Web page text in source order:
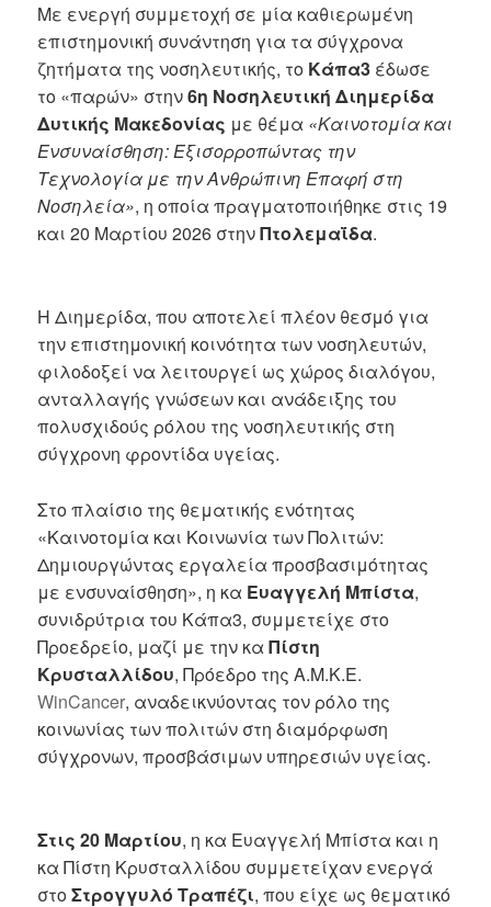
Με ενεργή συμμετοχή σε μία καθιερωμένη
επιστημονική συνάντηση για τα σύγχρονα
ζητήματα της νοσηλευτικής, το Κάπα3 έδωσε
το «παρών» στην6η Νοσηλευτική Διημερίδα
Δυτικής Μακεδονίας με θέμα «Καινοτομία και
Ενσυναίσθηση: Εξισορροπώντας την
Τεχνολογία με την Ανθρώπινη Επαφή στη
Νοσηλεία», η οποία πραγματοποιήθηκε στις 19
και 20 Μαρτίου 2026 στηνΠτολεμαΐδα.
Η Διημερίδα, που αποτελεί πλέον θεσμό για
την επιστημονική κοινότητα των νοσηλευτών,
φιλοδοξεί να λειτουργεί ως χώρος διαλόγου,
ανταλλαγής γνώσεων και ανάδειξης του
πολυσχιδούς ρόλου της νοσηλευτικής στη
σύγχρονη φροντίδα υγείας.
Στο πλαίσιο της θεματικής ενότητας
«Καινοτομία και Κοινωνία των Πολιτών:
Δημιουργώντας εργαλεία προσβασιμότητας
με ενσυναίσθηση», η κα Ευαγγελή Μπίστα,
συνιδρύτρια του Κάπα3, συμμετείχε στο
Προεδρείο, μαζί με την καΠίστη
Κρυσταλλίδου, Πρόεδρο της Α.Μ.Κ.Ε.
WinCancer, αναδεικνύοντας τον ρόλο της
κοινωνίας των πολιτών στη διαμόρφωση
σύγχρονων, προσβάσιμων υπηρεσιών υγείας.
Στις 20 Μαρτίου, η κα Ευαγγελή Μπίστα και η
κα Πίστη Κρυσταλλίδου συμμετείχαν ενεργά
στοΣτρογγυλό Τραπέζι, που είχε ως θεματικό